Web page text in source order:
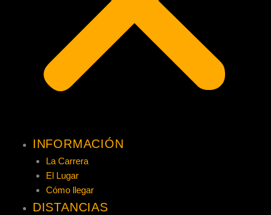
INFORMACIÓN
La Carrera
El Lugar
Cómo llegar
DISTANCIAS